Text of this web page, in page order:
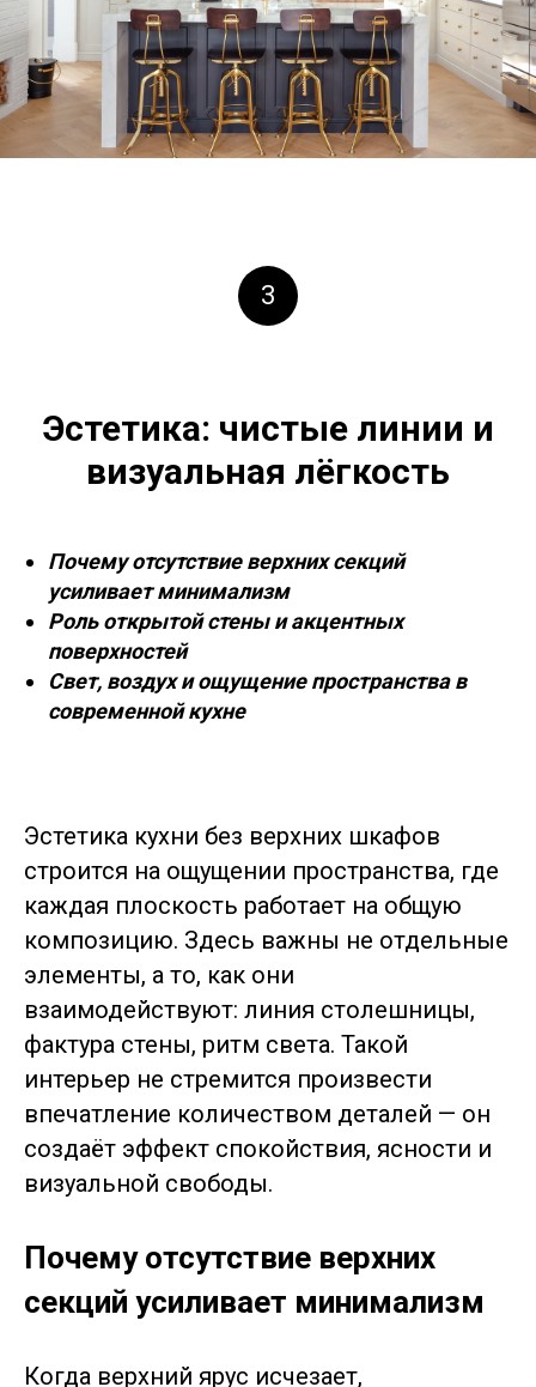
3
Эстетика: чистые линии и
визуальная лёгкость
Почему отсутствие верхних секций
усиливает минимализм
Роль открытой стены и акцентных
поверхностей
Свет, воздух и ощущение пространства в
современной кухне
Эстетика кухни без верхних шкафов
строится на ощущении пространства, где
каждая плоскость работает на общую
композицию. Здесь важны не отдельные
элементы, а то, как они
взаимодействуют: линия столешницы,
фактура стены, ритм света. Такой
интерьер не стремится произвести
впечатление количеством деталей — он
создаёт эффект спокойствия, ясности и
визуальной свободы.
Почему отсутствие верхних
секций усиливает минимализм
Когда верхний ярус исчезает,